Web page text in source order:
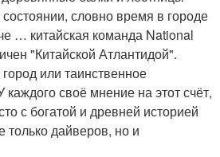
словно время в городе
… китайская команда National
"Китайской Атлантидой".
или таинственное
своё мнение на этот счёт,
с богатой и древней историей
только дайверов, но и